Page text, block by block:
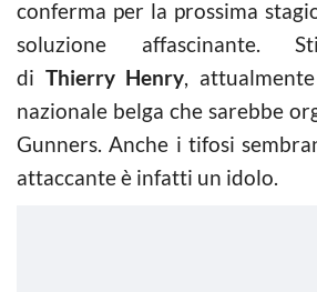
conferma per la prossima
soluzione affascinante.
di Thierry Henry,
nazionale belga che sarebbe
Gunners. Anche i tifosi
attaccante è infatti un idolo.